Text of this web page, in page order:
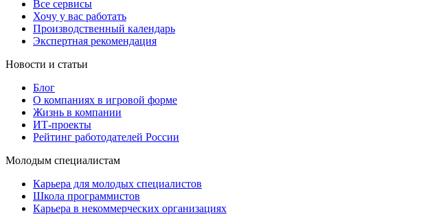
Все сервисы
Хочу у вас работать
Производственный календарь
Экспертная рекомендация
Новости и статьи
Блог
О компаниях в игровой форме
Жизнь в компании
ИТ-проекты
Рейтинг работодателей России
Молодым специалистам
Карьера для молодых специалистов
Школа программистов
Карьера в некоммерческих организациях